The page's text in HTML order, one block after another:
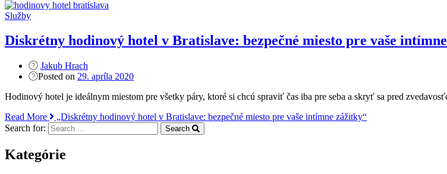
Služby
Diskrétny hodinový hotel v Bratislave: bezpečné miesto pre vaše
Jakub Hrach
Posted on 29. apríla 2020
Hodinový hotel je ideálnym miestom pre všetky páry, ktoré si chcú spraviť čas iba pre seba a skryť sa pred
Read More
„Diskrétny hodinový hotel v Bratislave: bezpečné miesto pre vaše intímne zážitky“
Search for:
Search
Kategórie